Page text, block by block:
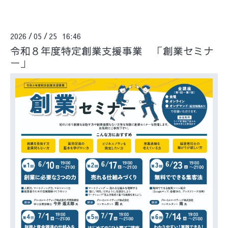
2026 /05 / 25 16:46
令和８年度特定創業支援事業 「創業セミナ
ー」